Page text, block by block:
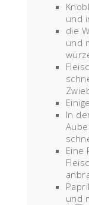
und
die
und
In
Eine
und